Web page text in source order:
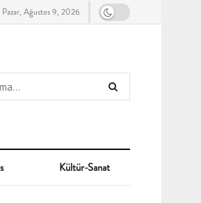
Pazar, Ağustos 9, 2026
Kültür-Sanat